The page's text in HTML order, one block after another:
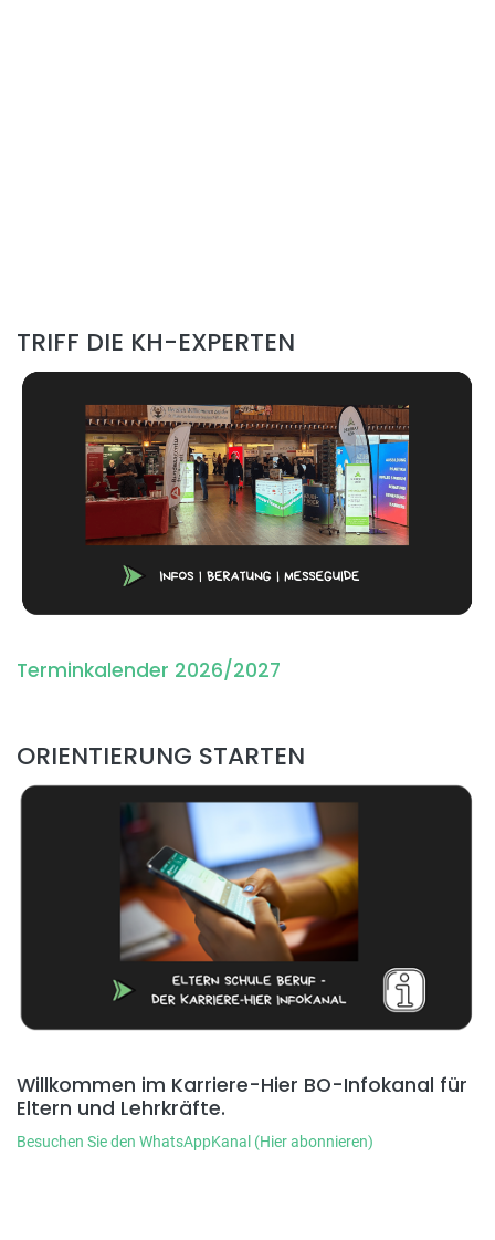
TRIFF DIE KH-EXPERTEN
Terminkalender 2026/2027
ORIENTIERUNG STARTEN
Willkommen im Karriere-Hier BO-Infokanal für
Eltern und Lehrkräfte.
Besuchen Sie den WhatsAppKanal (Hier abonnieren)